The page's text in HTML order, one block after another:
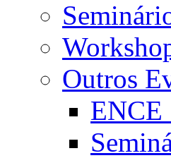
Outros
ENCE